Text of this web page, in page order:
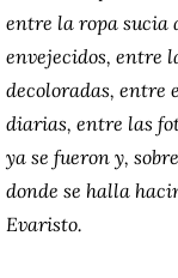
entre la ropa sucia
envejecidos, entre
decoloradas, entre
diarias, entre las
ya se fueron y,
donde se halla
Evaristo.